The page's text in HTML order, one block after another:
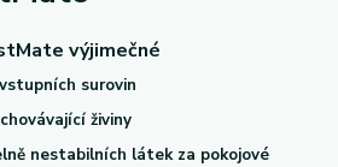
výjimečné
surovin
živiny
nestabilních látek za pokojové